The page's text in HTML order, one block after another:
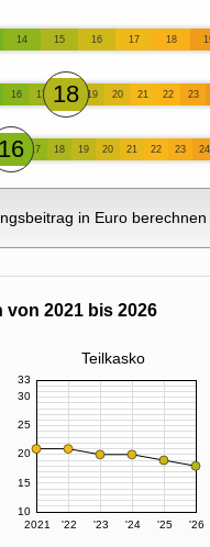
14 15 16 17 18
16 17 18 19 20 21 22 23
16 17 18 19 20 21 22 23 24
in Euro berechnen
2021 bis 2026
Teilkasko
2021 '22 '23 '24 '25 '26
10
15
20
25
30
33